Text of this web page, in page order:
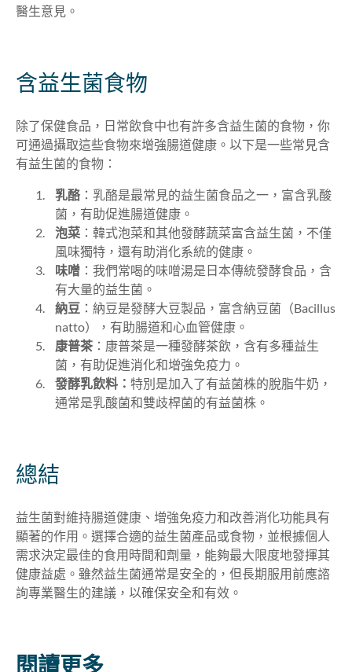
醫生意見。
含益生菌食物
除了保健食品，日常飲食中也有許多含益生菌的食物，你
可通過攝取這些食物來增強腸道健康。以下是一些常見含
有益生菌的食物：
乳酪 ：乳酪是最常見的益生菌食品之一，富含乳酸
菌，有助促進腸道健康。
泡菜 ：韓式泡菜和其他發酵蔬菜富含益生菌，不僅
風味獨特，還有助消化系統的健康。
味噌 ：我們常喝的味噌湯是日本傳統發酵食品，含
有大量的益生菌。
納豆 ：納豆是發酵大豆製品，富含納豆菌（Bacillus
natto），有助腸道和心血管健康。
康普茶 ：康普茶是一種發酵茶飲，含有多種益生
菌，有助促進消化和增強免疫力。
發酵乳飲料： 特別是加入了有益菌株的脫脂牛奶，
通常是乳酸菌和雙歧桿菌的有益菌株。
總結
益生菌對維持腸道健康、增強免疫力和改善消化功能具有
顯著的作用。選擇合適的益生菌產品或食物，並根據個人
需求決定最佳的食用時間和劑量，能夠最大限度地發揮其
健康益處。雖然益生菌通常是安全的，但長期服用前應諮
詢專業醫生的建議，以確保安全和有效。
閱讀更多